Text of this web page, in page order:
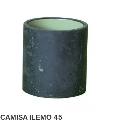
CAMISA ILEMO 45